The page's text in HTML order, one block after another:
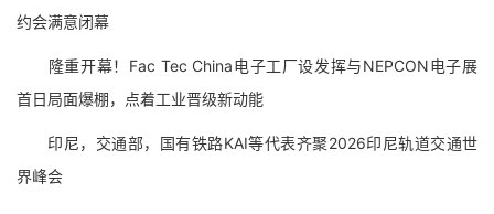
约会满意闭幕
隆重开幕！Fac Tec China电子工厂设发挥与NEPCON电子展
首日局面爆棚，点着工业晋级新动能
印尼，交通部，国有铁路KAI等代表齐聚2026印尼轨道交通世
界峰会